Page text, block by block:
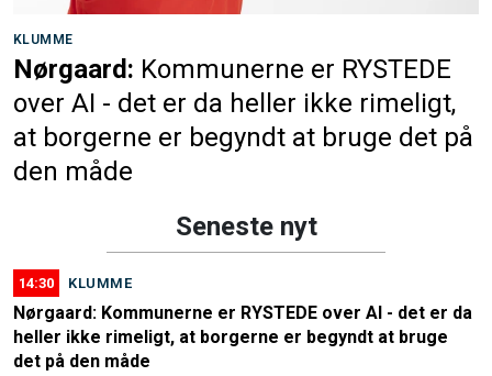
KLUMME
Nørgaard: Kommunerne er RYSTEDE
over AI - det er da heller ikke rimeligt,
at borgerne er begyndt at bruge det på
den måde
Seneste nyt
14:30 KLUMME
Nørgaard: Kommunerne er RYSTEDE over AI - det er da
heller ikke rimeligt, at borgerne er begyndt at bruge
det på den måde